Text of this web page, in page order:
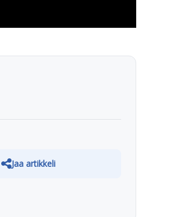
Jaa artikkeli